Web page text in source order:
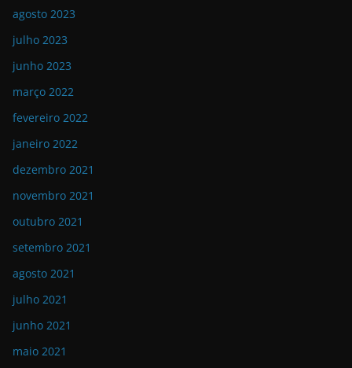
agosto 2023
julho 2023
junho 2023
março 2022
fevereiro 2022
janeiro 2022
dezembro 2021
novembro 2021
outubro 2021
setembro 2021
agosto 2021
julho 2021
junho 2021
maio 2021